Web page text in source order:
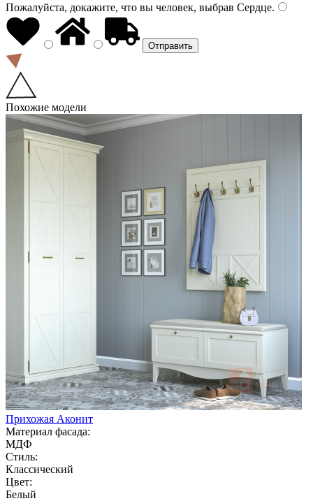
Пожалуйста, докажите, что вы человек, выбрав Сердце.
Похожие модели
Прихожая Аконит
Материал фасада:
МДФ
Стиль:
Классический
Цвет:
Белый